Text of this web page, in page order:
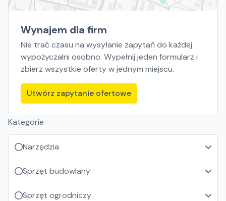
Wynajem dla firm
Nie trać czasu na wysyłanie zapytań do każdej
wypożyczalni osobno. Wypełnij jeden formularz i
zbierz wszystkie oferty w jednym miejscu.
Utwórz zapytanie ofertowe
Kategorie
Narzędzia
Sprzęt budowlany
Sprzęt ogrodniczy